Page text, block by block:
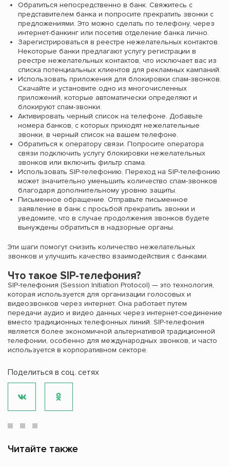
Обратиться непосредственно в банк. Свяжитесь с
представителем банка и попросите прекратить звонки с
предложениями. Это можно сделать по телефону, через
интернет-банкинг или посетив отделение банка лично.
Зарегистрироваться в реестре нежелательных контактов.
Некоторые банки предлагают услугу регистрации в
реестре нежелательных контактов, что исключает вас из
списка потенциальных клиентов для рекламных кампаний.
Использовать приложения для блокировки спам-звонков.
Скачайте и установите одно из многочисленных
приложений, которые автоматически определяют и
блокируют спам-звонки.
Активировать черный список на телефоне. Добавьте
номера банков, с которых приходят нежелательные
звонки, в черный список на вашем телефоне.
Обратиться к оператору связи. Попросите оператора
связи подключить услугу блокировки нежелательных
звонков или включить фильтр спама.
Использовать SIP-телефонию. Переход на SIP-телефонию
может значительно уменьшить количество спам-звонков
благодаря дополнительному уровню защиты.
Письменное обращение. Отправьте письменное
заявление в банк с просьбой прекратить звонки и
уведомите, что в случае продолжения звонков будете
вынуждены обратиться в надзорные органы.
Эти шаги помогут снизить количество нежелательных
звонков и улучшить качество взаимодействия с банками.
Что такое SIP-телефония?
SIP-телефония (Session Initiation Protocol) — это технология,
которая используется для организации голосовых и
видеозвонков через интернет. Она работает путем
передачи аудио и видео данных через интернет-соединение
вместо традиционных телефонных линий. SIP-телефония
является более экономичной альтернативой традиционной
телефонии, особенно для международных звонков, и часто
используется в корпоративном секторе.
Поделиться в соц. сетях
Читайте также